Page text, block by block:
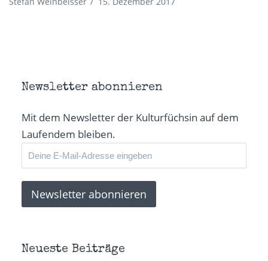
Newsletter abonnieren
Mit dem Newsletter der Kulturfüchsin auf dem
Laufendem bleiben.
Neueste Beiträge